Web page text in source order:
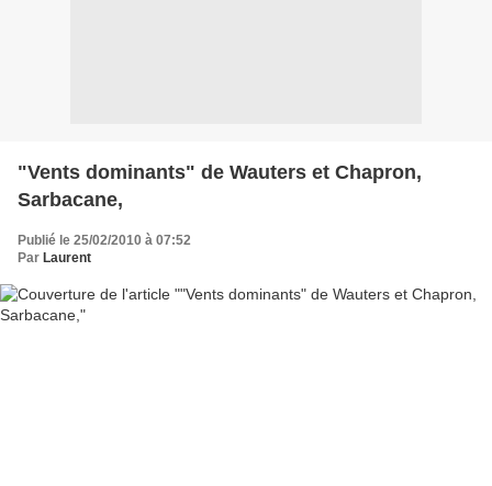
"Vents dominants" de Wauters et Chapron,
Sarbacane,
Publié le 25/02/2010 à 07:52
Par Laurent